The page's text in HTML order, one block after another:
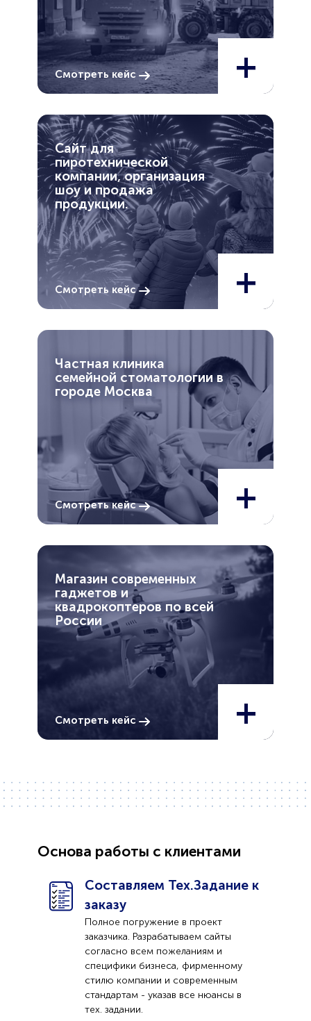
Смотреть кейс +
Сайт для
пиротехнической
компании, организация
шоу и продажа
продукции.
Смотреть кейс +
Частная клиника
семейной стоматологии в
городе Москва
Смотреть кейс +
Магазин современных
гаджетов и
квадрокоптеров по всей
России
Смотреть кейс +
Основа работы с клиентами
Составляем Тех.Задание к
заказу
Полное погружение в проект
заказчика. Разрабатываем сайты
согласно всем пожеланиям и
специфики бизнеса, фирменному
стилю компании и современным
стандартам - указав все нюансы в
тех. задании.